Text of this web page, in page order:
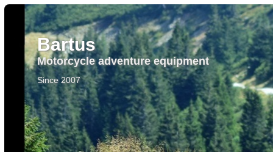
Bartus
Motorcycle adventure equipment
Since 2007